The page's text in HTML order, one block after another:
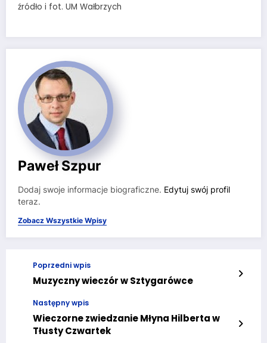
źródło i fot. UM Wałbrzych
Paweł Szpur
Dodaj swoje informacje biograficzne. Edytuj swój profil
teraz.
Zobacz Wszystkie Wpisy
Poprzedni wpis
Muzyczny wieczór w Sztygarówce
Następny wpis
Wieczorne zwiedzanie Młyna Hilberta w
Tłusty Czwartek